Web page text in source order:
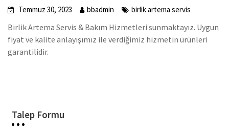
Temmuz 30, 2023 bbadmin birlik artema servis
Birlik Artema Servis & Bakım Hizmetleri sunmaktayız. Uygun
fiyat ve kalite anlayışımız ile verdiğimiz hizmetin ürünleri
garantilidir.
Talep Formu